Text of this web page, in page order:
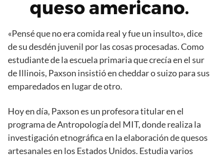
queso americano.
«Pensé que no era comida real y fue un insulto», dice
de su desdén juvenil por las cosas procesadas. Como
estudiante de la escuela primaria que crecía en el sur
de Illinois, Paxson insistió en cheddar o suizo para sus
emparedados en lugar de otro.
Hoy en día, Paxson es un profesora titular en el
programa de Antropología del MIT, donde realiza la
investigación etnográfica en la elaboración de quesos
artesanales en los Estados Unidos. Estudia varios